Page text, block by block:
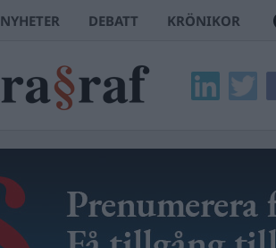
NYHETER DEBATT KRÖNIKOR